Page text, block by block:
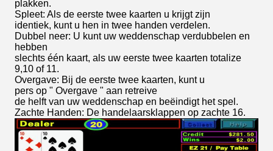
plakken.
Spleet: Als de eerste twee kaarten u krijgt zijn
identiek, kunt u hen in twee handen verdelen.
Dubbel neer: U kunt uw weddenschap verdubbelen en
hebben
slechts één kaart, als uw eerste twee kaarten totalize
9,10 of 11.
Overgave: Bij de eerste twee kaarten, kunt u
pers op " Overgave " aan retreive
de helft van uw weddenschap en beëindigt het spel.
Zachte Handen: De handelaarsklappen op zachte 16.